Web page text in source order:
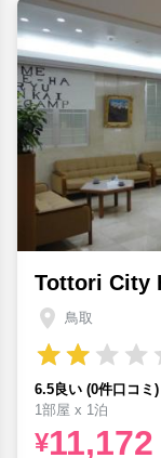
Tottori City
鳥取
6.5良い (0件口コミ)
1部屋 x 1泊
¥11,172